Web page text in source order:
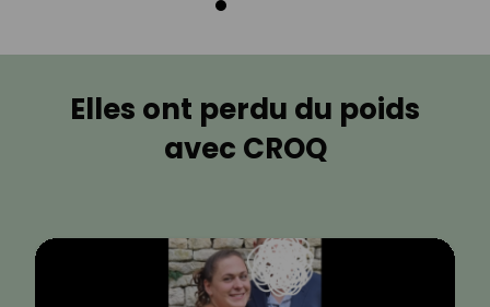
Elles ont perdu du poids
avec CROQ